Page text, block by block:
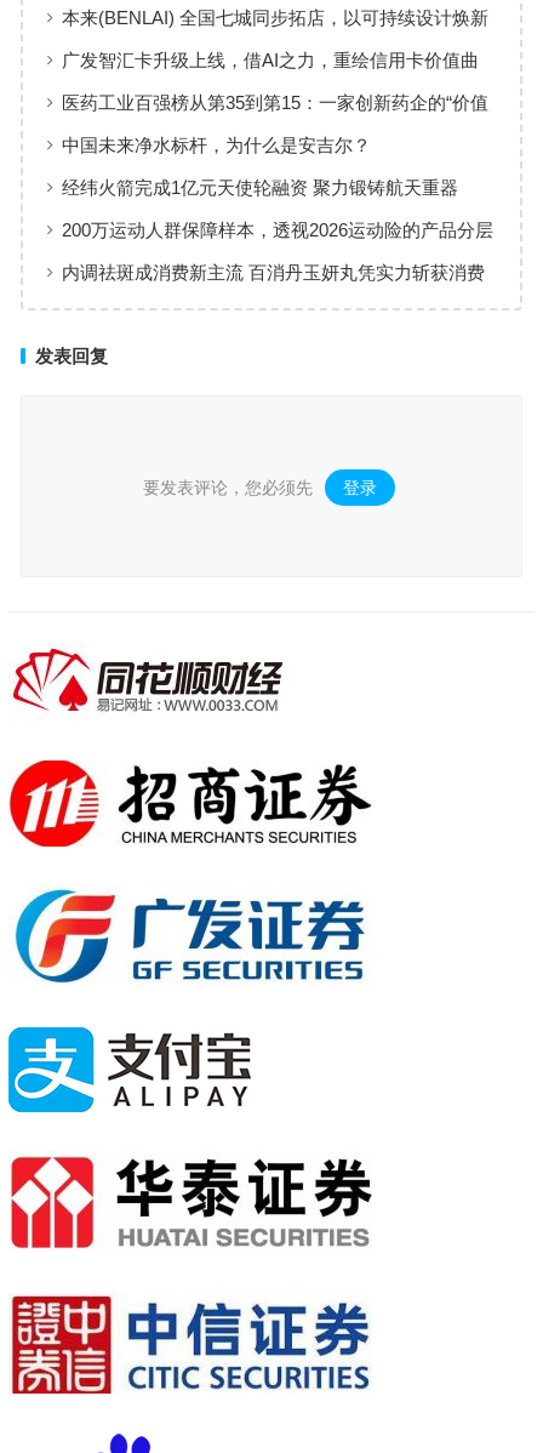
本来(BENLAI) 全国七城同步拓店，以可持续设计焕新
品牌体验
广发智汇卡升级上线，借AI之力，重绘信用卡价值曲
线
医药工业百强榜从第35到第15：一家创新药企的“价值
增长”样本
中国未来净水标杆，为什么是安吉尔？
经纬火箭完成1亿元天使轮融资 聚力锻铸航天重器
200万运动人群保障样本，透视2026运动险的产品分层
与适配逻辑
内调祛斑成消费新主流 百消丹玉妍丸凭实力斩获消费
发表回复
要发表评论，您必须先 登录 。